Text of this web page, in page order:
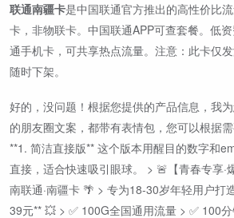
联通南疆卡是中国联通官方推出的高性价比
卡，非物联卡。中国联通APP可查套餐。低
通手机卡，可共享热点流量。注意：此卡仅
随时下架。
好的，没问题！根据您提供的产品信息，我
的朋友圈文案，都带有表情包，您可以根据需
**1. 简洁直接版** 这个版本用醒目的数字和
直接，适合快速吸引眼球。 > 🚨【青春专享·
南联通·南疆卡 🌴 > 专为18-30岁年轻用户打
39元** 💥 > ✅ 100G全国通用流量 > ✅ 100